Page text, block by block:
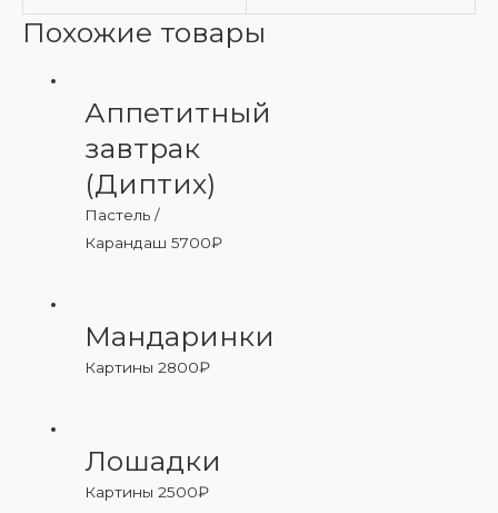
Похожие товары
Аппетитный
завтрак
(Диптих)
Пастель /
Карандаш5700₽
Мандаринки
Картины2800₽
Лошадки
Картины2500₽